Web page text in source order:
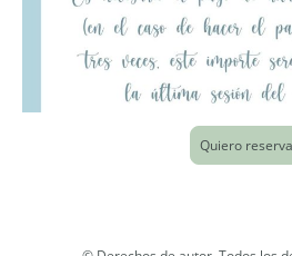
Quiero